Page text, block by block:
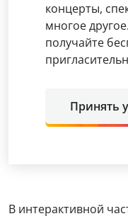
концерты,
многое
получайте
Принять
В интерактивной